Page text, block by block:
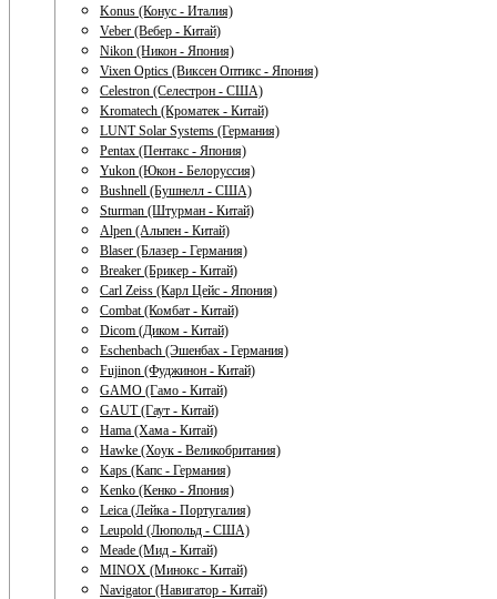
Konus (Конус - Италия)
Veber (Вебер - Китай)
Nikon (Никон - Япония)
Vixen Optics (Виксен Оптикс - Япония)
Celestron (Селестрон - США)
Kromatech (Кроматек - Китай)
LUNT Solar Systems (Германия)
Pentax (Пентакс - Япония)
Yukon (Юкон - Белоруссия)
Bushnell (Бушнелл - США)
Sturman (Штурман - Китай)
Alpen (Альпен - Китай)
Blaser (Блазер - Германия)
Breaker (Брикер - Китай)
Carl Zeiss (Карл Цейс - Япония)
Combat (Комбат - Китай)
Dicom (Диком - Китай)
Eschenbach (Эшенбах - Германия)
Fujinon (Фуджинон - Китай)
GAMO (Гамо - Китай)
GAUT (Гаут - Китай)
Hama (Хама - Китай)
Hawke (Хоук - Великобритания)
Kaps (Капс - Германия)
Kenko (Кенко - Япония)
Leica (Лейка - Португалия)
Leupold (Люпольд - США)
Meade (Мид - Китай)
MINOX (Минокс - Китай)
Navigator (Навигатор - Китай)